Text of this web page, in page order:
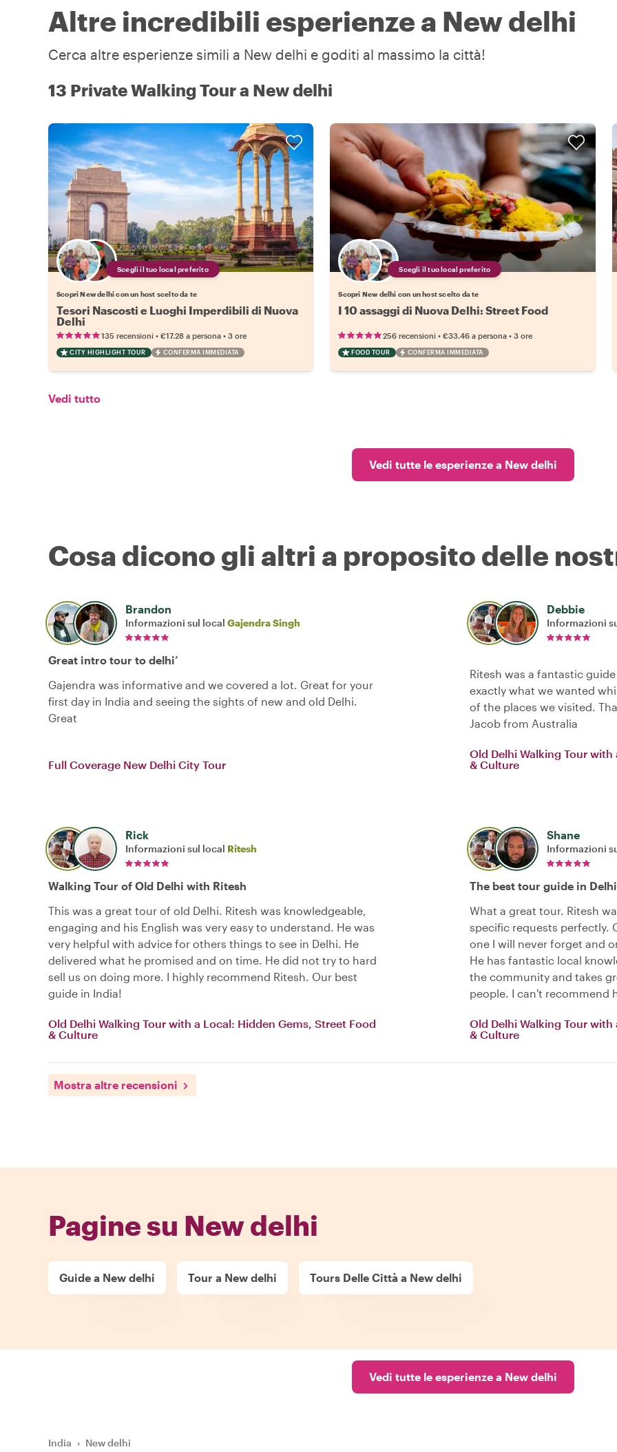
Altre incredibili esperienze a New delhi
Cerca altre esperienze simili a New delhi e goditi al massimo la città!
13 Private Walking Tour a New delhi
Scegli il tuo local preferito
Scopri New delhi con un host scelto da te
Tesori Nascosti e Luoghi Imperdibili di Nuova
Delhi
135 recensioni • €17.28 a persona • 3 ore
CITY HIGHLIGHT TOUR CONFERMA IMMEDIATA
Scegli il tuo local preferito
Scopri New delhi con un host scelto da te
I 10 assaggi di Nuova Delhi: Street Food
256 recensioni •€33.46 a persona •3 ore
FOOD TOUR CONFERMA IMMEDIATA
Vedi tutto
Vedi tutte le esperienze a New delhi
Cosa dicono gli altri a proposito delle
Brandon
Informazioni sul local Gajendra Singh
Great intro tour to delhi’
Gajendra was informative and we covered a lot. Great for your
first day in India and seeing the sights of new and old Delhi.
Great
Full Coverage New Delhi City Tour
Debbie
Informazioni
Ritesh was a fantastic
exactly what we wanted
of the places we visited.
Jacob from Australia
Old Delhi Walking Tour
& Culture
Rick
Informazioni sul local Ritesh
Walking Tour of Old Delhi with Ritesh
This was a great tour of old Delhi. Ritesh was knowledgeable,
engaging and his English was very easy to understand. He was
very helpful with advice for others things to see in Delhi. He
delivered what he promised and on time. He did not try to hard
sell us on doing more. I highly recommend Ritesh. Our best
guide in India!
Old Delhi Walking Tour with a Local: Hidden Gems, Street Food
& Culture
Shane
Informazioni
The best tour guide in
What a great tour. Ritesh
specific requests perfectly.
one I will never forget and
He has fantastic local
the community and takes
people. I can't recommend
Old Delhi Walking Tour
& Culture
Mostra altre recensioni
Pagine su New delhi
Guide a New delhi Tour a New delhi Tours Delle Città a New delhi
Vedi tutte le esperienze a New delhi
India › New delhi